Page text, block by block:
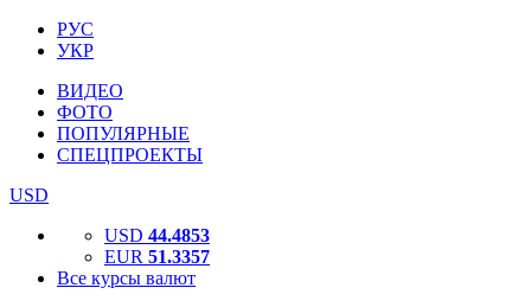
РУС
УКР
ВИДЕО
ФОТО
ПОПУЛЯРНЫЕ
СПЕЦПРОЕКТЫ
USD
USD 44.4853
EUR 51.3357
Все курсы валют